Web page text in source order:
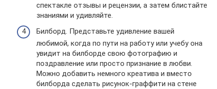
спектакле отзывы и рецензии, а затем блистайте
знаниями и удивляйте.
Билборд. Представьте удивление вашей
любимой, когда по пути на работу или учебу она
увидит на билборде свою фотографию и
поздравление или просто признание в любви.
Можно добавить немного креатива и вместо
билборда сделать рисунок-граффити на стене